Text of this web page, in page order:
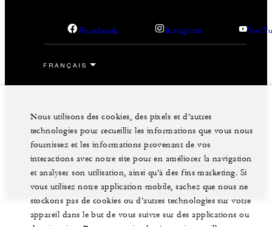
Facebook Instagram
Préférences en matière de cookies
Ne pas vendre mes informations personnelles
Accessibilité
réservés.
Nous utilisons des cookies, des pixels et d’autres
technologies pour recueillir les informations que vous nous
fournissez et les informations provenant de vos
interactions avec notre site pour en améliorer la navigation
et analyser son utilisation, ainsi qu’à des fins marketing. Si
vous utilisez notre application mobile, sachez que nous ne
stockons pas de cookies ou d’autres technologies sur votre
appareil dans le but de vous suivre sur des applications ou